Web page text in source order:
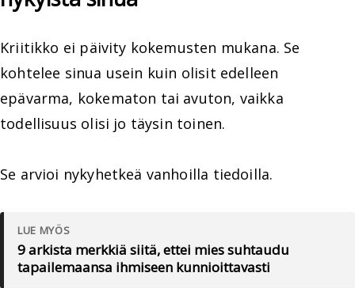
Kriitikko ei päivity kokemusten mukana. Se
kohtelee sinua usein kuin olisit edelleen
epävarma, kokematon tai avuton, vaikka
todellisuus olisi jo täysin toinen.
Se arvioi nykyhetkeä vanhoilla tiedoilla.
LUE MYÖS
9 arkista merkkiä siitä, ettei mies suhtaudu
tapailemaansa ihmiseen kunnioittavasti